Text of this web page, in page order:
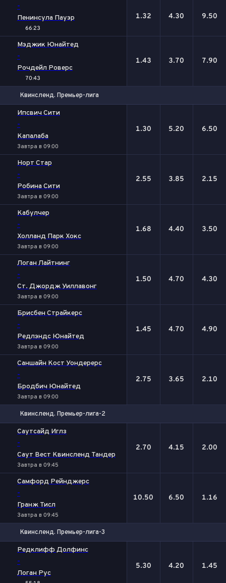
-
Пенинсула Пауэр
66:23
1.32 4.30 9.50
Мэджик Юнайтед
-
Рочдейл Роверс
70:43
1.43 3.70 7.90
Квинсленд. Премьер-лига
Ипсвич Сити
-
Капалаба
Завтра в 09:00
1.30 5.20 6.50
Норт Стар
-
Робина Сити
Завтра в 09:00
2.55 3.85 2.15
Кабулчер
-
Холланд Парк Хокс
Завтра в 09:00
1.68 4.40 3.50
Логан Лайтнинг
-
Ст. Джордж Уиллавонг
Завтра в 09:00
1.50 4.70 4.30
Брисбен Страйкерс
-
Редлэндс Юнайтед
Завтра в 09:00
1.45 4.70 4.90
Саншайн Кост Уондерерс
-
Бродбич Юнайтед
Завтра в 09:00
2.75 3.65 2.10
Квинсленд. Премьер-лига-2
Саутсайд Иглз
-
Саут Вест Квинсленд Тандер
Завтра в 09:45
2.70 4.15 2.00
Самфорд Рейнджерс
-
Гранж Тисл
Завтра в 09:45
10.50 6.50 1.16
Квинсленд. Премьер-лига-3
Редклифф Долфинс
-
Логан Рус
5.30 4.20 1.45